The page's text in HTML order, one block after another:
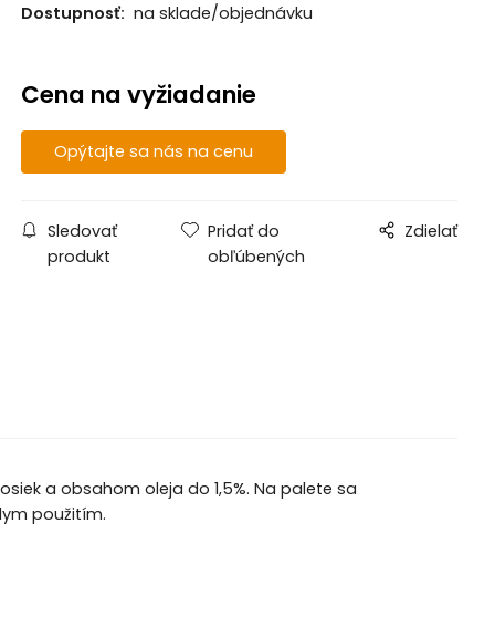
Dostupnosť: na sklade/objednávku
Cena na vyžiadanie
Opýtajte sa nás na cenu
Sledovať
produkt
Pridať do
obľúbených
Zdielať
a obsahom oleja do 1,5%. Na palete sa
použitím.